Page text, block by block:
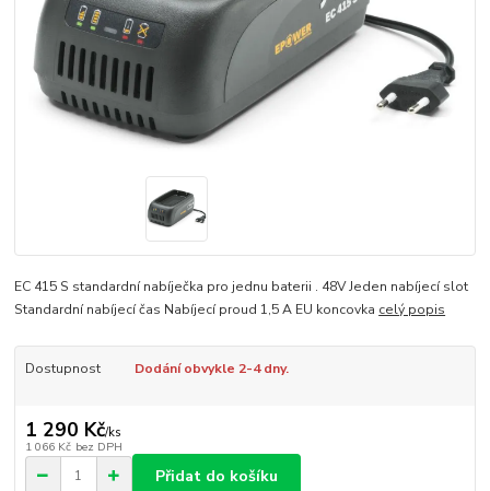
EC 415 S standardní nabíječka pro jednu baterii . 48V Jeden nabíjecí slot
Standardní nabíjecí čas Nabíjecí proud 1,5 A EU koncovka celý popis
Dostupnost Dodání obvykle 2-4 dny.
1 290 Kč/ks
1 066 Kč bez DPH
Přidat do košíku